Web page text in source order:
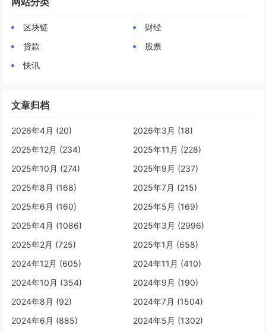
区块链
财经
贷款
股票
快讯
文章归档
2026年4月 (20)
2026年3月 (18)
2025年12月 (234)
2025年11月 (228)
2025年10月 (274)
2025年9月 (237)
2025年8月 (168)
2025年7月 (215)
2025年6月 (160)
2025年5月 (169)
2025年4月 (1086)
2025年3月 (2996)
2025年2月 (725)
2025年1月 (658)
2024年12月 (605)
2024年11月 (410)
2024年10月 (354)
2024年9月 (190)
2024年8月 (92)
2024年7月 (1504)
2024年6月 (885)
2024年5月 (1302)